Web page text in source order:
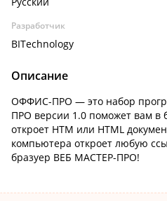
Разработчик
BITechnology
Описание
ОФФИС-ПРО — это набор
ПРО версии 1.0 поможет вам в
откроет HTM или HTML
компьютера откроет любую
бразуер ВЕБ МАСТЕР-ПРО!